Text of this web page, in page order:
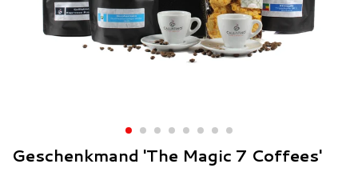
Geschenkmand 'The Magic 7 Coffees'